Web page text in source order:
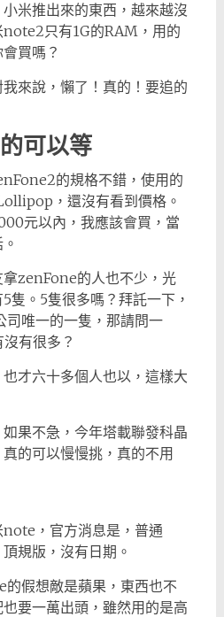
米推出來的東西，越來越沒
note2只有1G的RAM，用的
買嗎？
來說，懶了！真的！要追的
可以等
的規格不錯，使用的
，還沒有看到價格。
元以內，我應該會買，當
zenFone的人也不少，光
隻。5隻很多嗎？拜託一下，
唯一的一隻，那請問一
有很多？
才六十多個人也以，這樣大
果不急，今年塔載聯發科晶
的可以慢慢挑，真的不用
，官方消息是，普通
規版，沒有日期。
假想敵是蘋果，東西也不
要一萬出頭，雖然用的是高